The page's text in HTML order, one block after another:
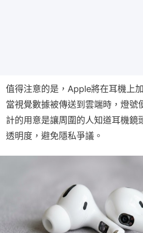
值得注意的是，Apple將在耳機上
當視覺數據被傳送到雲端時，燈號
計的用意是讓周圍的人知道耳機鏡
透明度，避免隱私爭議。